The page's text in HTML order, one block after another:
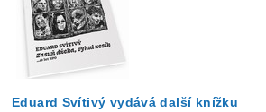
Eduard Svítivý vydává další knížku